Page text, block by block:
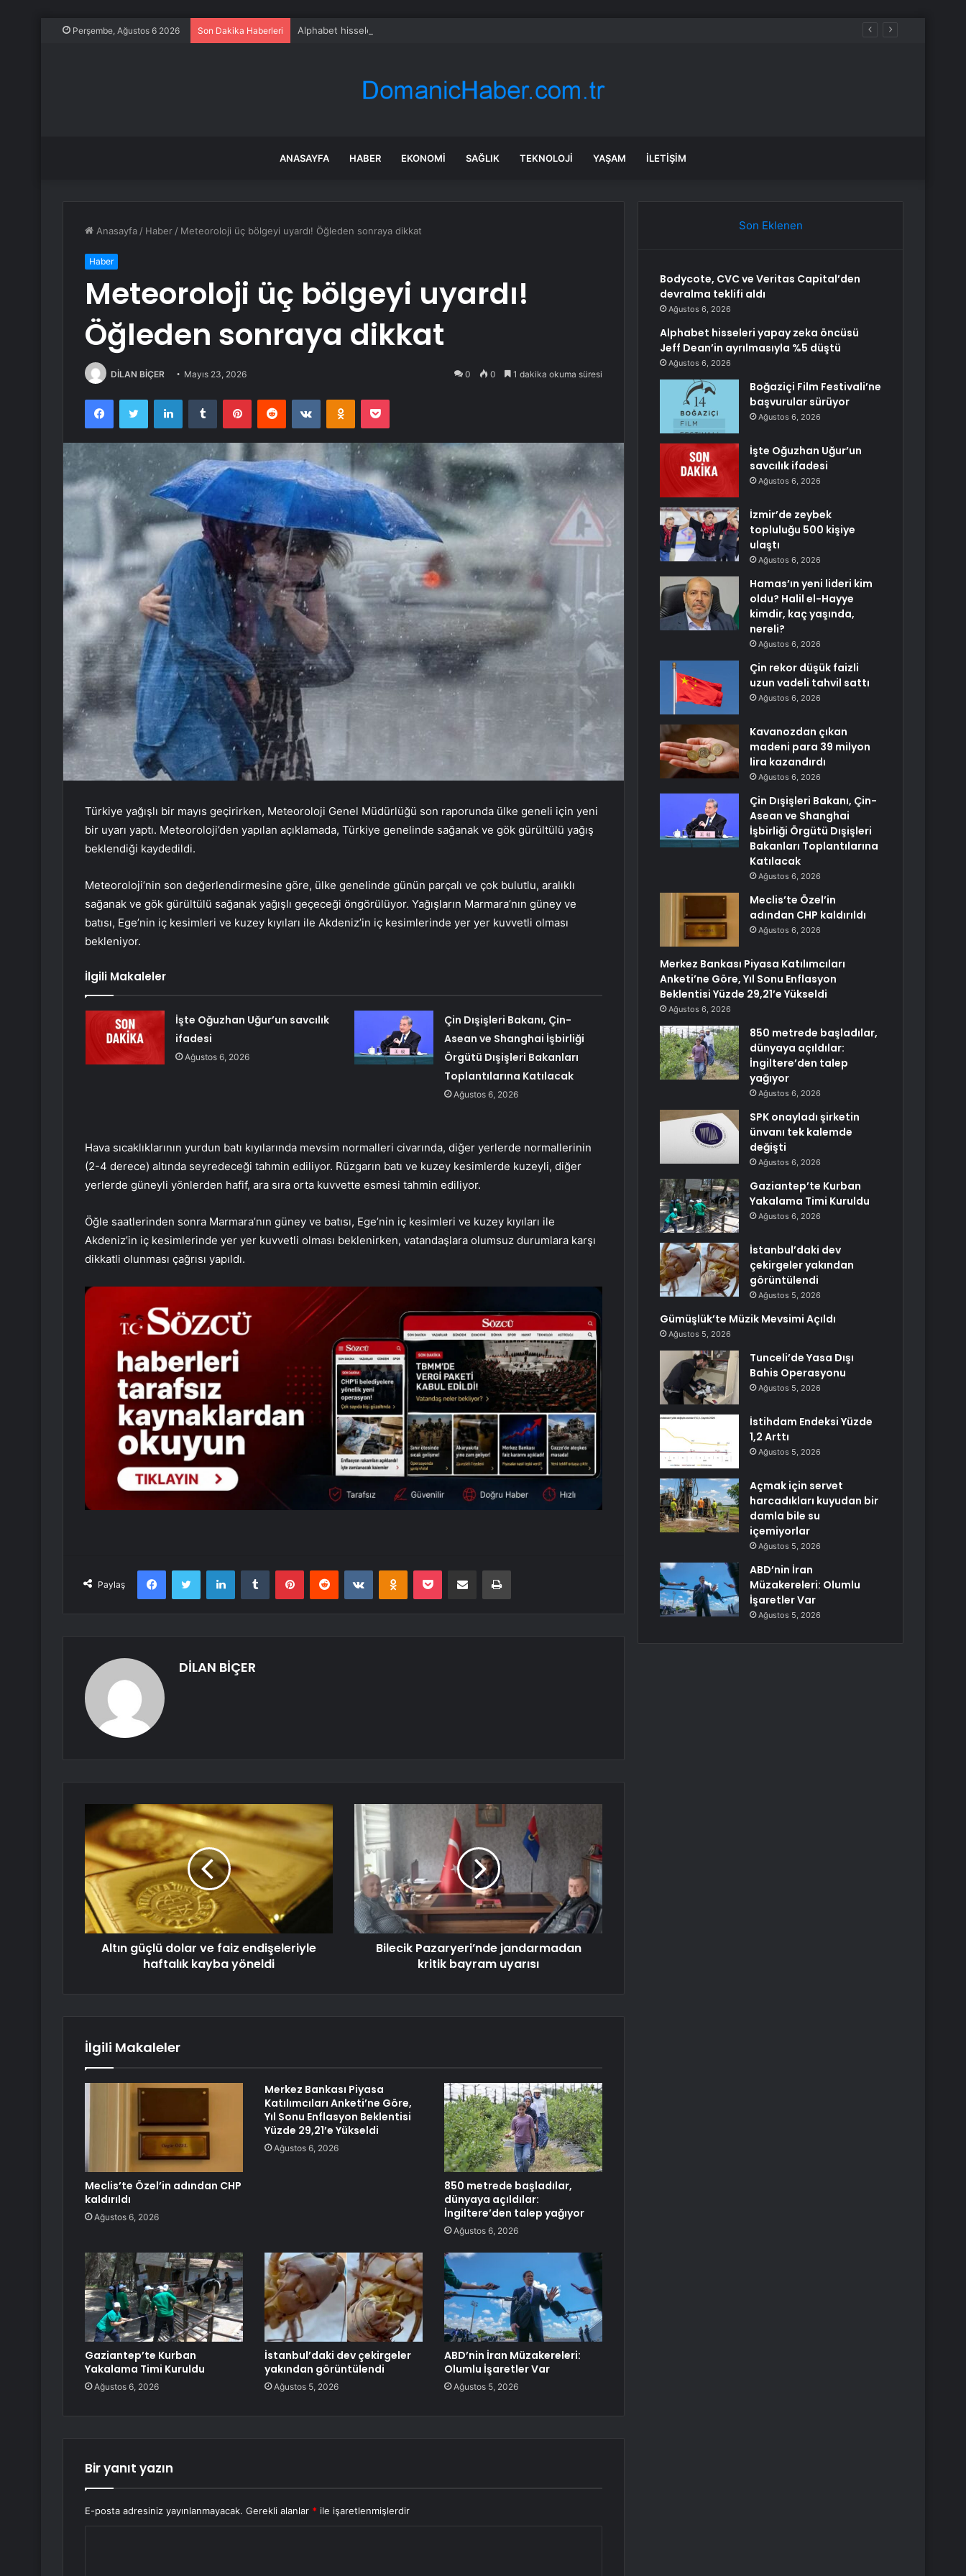
Perşembe, Ağustos 6 2026 Son Dakika Haberleri Alphabet hisseleri yapay zeka öncüsü Jeff Dean’in ayrılmasıyla %5 düştü
ANASAYFA HABER EKONOMI SAĞLIK TEKNOLOJI YAŞAM İLETIŞIM
Anasayfa / Haber / Meteoroloji üç bölgeyi uyardı! Öğleden sonraya dikkat
Haber
Meteoroloji üç bölgeyi uyardı!
Öğleden sonraya dikkat
DİLAN BİÇER Mayıs 23, 2026 0 0 1 dakika okuma süresi
FacebookTwitter LinkedInTumblr PinterestReddit VKontakteOdnoklassniki
Pocket
Türkiye yağışlı bir mayıs geçirirken, Meteoroloji Genel Müdürlüğü son raporunda ülke geneli için yeni
bir uyarı yaptı. Meteoroloji’den yapılan açıklamada, Türkiye genelinde sağanak ve gök gürültülü yağış
beklendiği kaydedildi.
Meteoroloji’nin son değerlendirmesine göre, ülke genelinde günün parçalı ve çok bulutlu, aralıklı
sağanak ve gök gürültülü sağanak yağışlı geçeceği öngörülüyor. Yağışların Marmara’nın güney ve
batısı, Ege’nin iç kesimleri ve kuzey kıyıları ile Akdeniz’in iç kesimlerinde yer yer kuvvetli olması
bekleniyor.
İlgili Makaleler
İşte Oğuzhan Uğur’un savcılık
ifadesi
Ağustos 6, 2026
Çin Dışişleri Bakanı, Çin-
Asean ve Shanghai İşbirliği
Örgütü Dışişleri Bakanları
Toplantılarına Katılacak
Ağustos 6, 2026
Hava sıcaklıklarının yurdun batı kıyılarında mevsim normalleri civarında, diğer yerlerde normallerinin
(2-4 derece) altında seyredeceği tahmin ediliyor. Rüzgarın batı ve kuzey kesimlerde kuzeyli, diğer
yerlerde güneyli yönlerden hafif, ara sıra orta kuvvette esmesi tahmin ediliyor.
Öğle saatlerinden sonra Marmara’nın güney ve batısı, Ege’nin iç kesimleri ve kuzey kıyıları ile
Akdeniz’in iç kesimlerinde yer yer kuvvetli olması beklenirken, vatandaşlara olumsuz durumlara karşı
dikkatli olunması çağrısı yapıldı.
Paylaş
FacebookTwitter LinkedInTumblr PinterestReddit VKontakteOdnoklassniki
Pocket E-Posta ile paylaş Yazdır
DİLAN BİÇER
Altın güçlü dolar ve faiz endişeleriyle
haftalık kayba yöneldi
Bilecik Pazaryeri’nde jandarmadan
kritik bayram uyarısı
İlgili Makaleler
Meclis’te Özel’in adından CHP
kaldırıldı
Ağustos 6, 2026
Merkez Bankası Piyasa
Katılımcıları Anketi’ne Göre,
Yıl Sonu Enflasyon Beklentisi
Yüzde 29,21’e Yükseldi
Ağustos 6, 2026
850 metrede başladılar,
dünyaya açıldılar:
İngiltere’den talep yağıyor
Ağustos 6, 2026
Gaziantep’te Kurban
Yakalama Timi Kuruldu
Ağustos 6, 2026
İstanbul’daki dev çekirgeler
yakından görüntülendi
Ağustos 5, 2026
ABD’nin İran Müzakereleri:
Olumlu İşaretler Var
Ağustos 5, 2026
Bir yanıt yazın
E-posta adresiniz yayınlanmayacak. Gerekli alanlar * ile işaretlenmişlerdir
Son Eklenen
Bodycote, CVC ve Veritas Capital’den
devralma teklifi aldı
Ağustos 6, 2026
Alphabet hisseleri yapay zeka öncüsü
Jeff Dean’in ayrılmasıyla %5 düştü
Ağustos 6, 2026
Boğaziçi Film Festivali’ne
başvurular sürüyor
Ağustos 6, 2026
İşte Oğuzhan Uğur’un
savcılık ifadesi
Ağustos 6, 2026
İzmir’de zeybek
topluluğu 500 kişiye
ulaştı
Ağustos 6, 2026
Hamas’ın yeni lideri kim
oldu? Halil el-Hayye
kimdir, kaç yaşında,
nereli?
Ağustos 6, 2026
Çin rekor düşük faizli
uzun vadeli tahvil sattı
Ağustos 6, 2026
Kavanozdan çıkan
madeni para 39 milyon
lira kazandırdı
Ağustos 6, 2026
Çin Dışişleri Bakanı, Çin-
Asean ve Shanghai
İşbirliği Örgütü Dışişleri
Bakanları Toplantılarına
Katılacak
Ağustos 6, 2026
Meclis’te Özel’in
adından CHP kaldırıldı
Ağustos 6, 2026
Merkez Bankası Piyasa Katılımcıları
Anketi’ne Göre, Yıl Sonu Enflasyon
Beklentisi Yüzde 29,21’e Yükseldi
Ağustos 6, 2026
850 metrede başladılar,
dünyaya açıldılar:
İngiltere’den talep
yağıyor
Ağustos 6, 2026
SPK onayladı şirketin
ünvanı tek kalemde
değişti
Ağustos 6, 2026
Gaziantep’te Kurban
Yakalama Timi Kuruldu
Ağustos 6, 2026
İstanbul’daki dev
çekirgeler yakından
görüntülendi
Ağustos 5, 2026
Gümüşlük’te Müzik Mevsimi Açıldı
Ağustos 5, 2026
Tunceli’de Yasa Dışı
Bahis Operasyonu
Ağustos 5, 2026
İstihdam Endeksi Yüzde
1,2 Arttı
Ağustos 5, 2026
Açmak için servet
harcadıkları kuyudan bir
damla bile su
içemiyorlar
Ağustos 5, 2026
ABD’nin İran
Müzakereleri: Olumlu
İşaretler Var
Ağustos 5, 2026